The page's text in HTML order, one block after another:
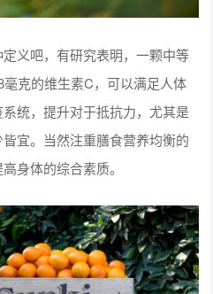
义吧，有研究表明，一颗中等
克的维生素C，可以满足人体
统，提升对于抵抗力，尤其是
宜。当然注重膳食营养均衡的
身体的综合素质。